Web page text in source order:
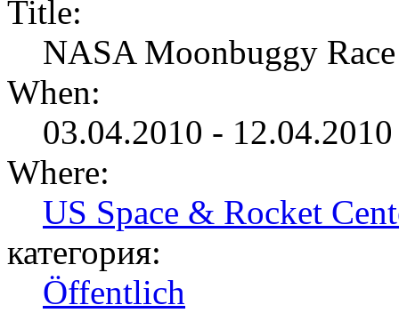
Title:
NASA Moonbuggy Race
When:
03.04.2010 - 12.04.2010
Where:
US Space & Rocket
категория:
Öffentlich